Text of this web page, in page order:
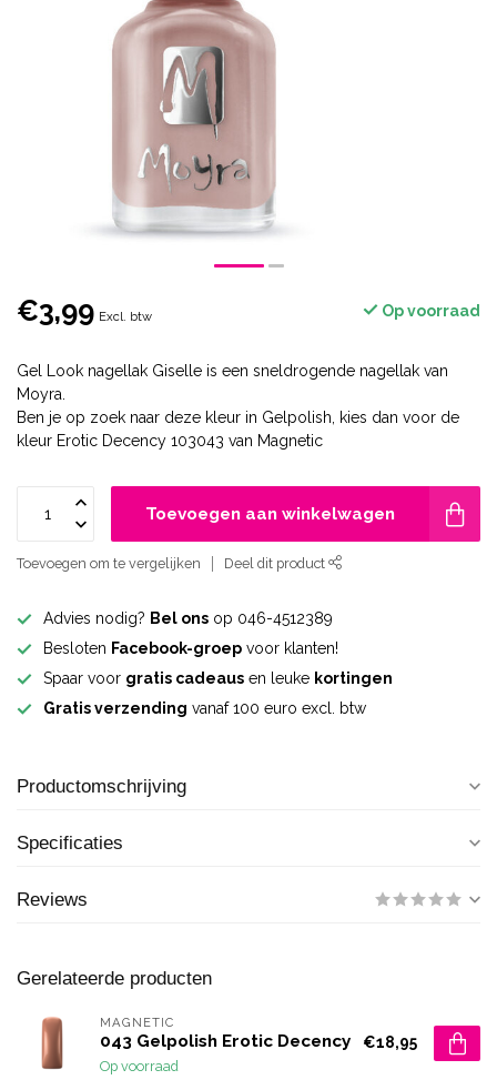
€3,99 Excl. btw Op voorraad
Gel Look nagellak Giselle is een sneldrogende nagellak van
Moyra.
Ben je op zoek naar deze kleur in Gelpolish, kies dan voor de
kleur Erotic Decency 103043 van Magnetic
Toevoegen aan winkelwagen
Toevoegen om te vergelijken Deel dit product
Advies nodig? Bel ons op 046-4512389
Besloten Facebook-groep voor klanten!
Spaar voor gratis cadeaus en leuke kortingen
Gratis verzending vanaf 100 euro excl. btw
Productomschrijving
Specificaties
Reviews
Gerelateerde producten
MAGNETIC
043 Gelpolish Erotic Decency
Op voorraad
€18,95